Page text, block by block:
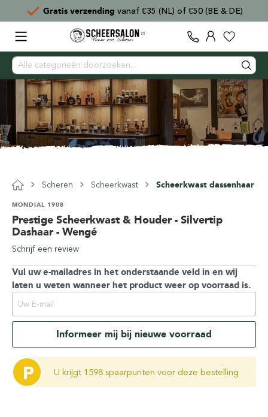
Voor15:00besteld, direct verzonden
Scheren Scheerkwast Scheerkwast dassenhaar
Prestige Scheerkwast & Houder - Silvertip
Dashaar - Wengé
MONDIAL 1908
Schrijf een review
Vul uw e-mailadres in het onderstaande veld in en wij
laten u weten wanneer het product weer op voorraad is.
Informeer mij bij nieuwe voorraad
P U krijgt 1598 spaarpunten voor deze bestelling